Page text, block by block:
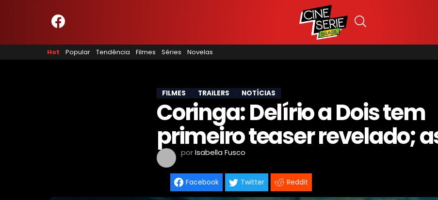
Hot Popular Tendência Filmes Séries Novelas
NOSSA EQUIPE
PRINCÍPIOS EDITORIAIS
FILMES TRAILERS NOTÍCIAS
Coringa: Delírio a Dois tem
primeiro teaser revelado;
porIsabella Fusco
Facebook Twitter Reddit